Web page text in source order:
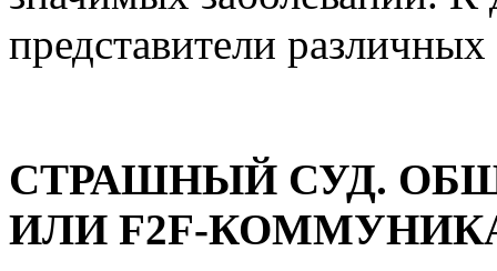
представители
СТРАШНЫЙ СУД.
ИЛИ F2F-